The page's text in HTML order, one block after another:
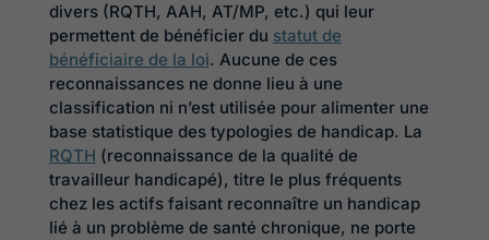
divers (RQTH, AAH, AT/MP, etc.) qui leur
permettent de bénéficier du statut de
bénéficiaire de la loi. Aucune de ces
reconnaissances ne donne lieu à une
classification ni n’est utilisée pour alimenter une
base statistique des typologies de handicap. La
RQTH (reconnaissance de la qualité de
travailleur handicapé), titre le plus fréquents
chez les actifs faisant reconnaître un handicap
lié à un problème de santé chronique, ne porte